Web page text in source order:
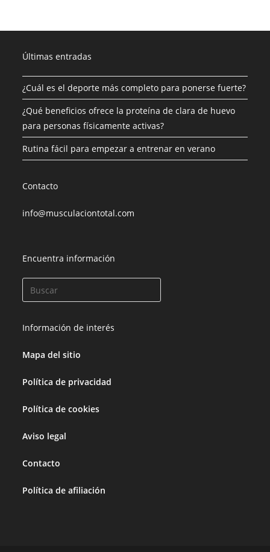
Últimas entradas
¿Cuál es el deporte más completo para ponerse fuerte?
¿Qué beneficios ofrece la proteína de clara de huevo
para personas físicamente activas?
Rutina fácil para empezar a entrenar en verano
Contacto
info@musculaciontotal.com
Encuentra información
Información de interés
Mapa del sitio
Política de privacidad
Política de cookies
Aviso legal
Contacto
Política de afiliación